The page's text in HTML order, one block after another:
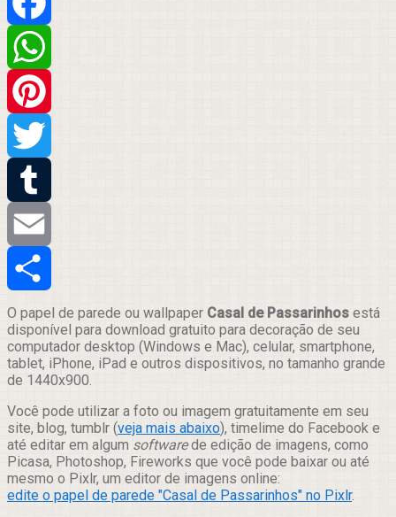
Facebook
WhatsApp
Pinterest
Twitter
Tumblr
Email
Compartilhar
O papel de parede ou wallpaper Casal de Passarinhos está
disponível para download gratuito para decoração de seu
computador desktop (Windows e Mac), celular, smartphone,
tablet, iPhone, iPad e outros dispositivos, no tamanho grande
de 1440x900.
Você pode utilizar a foto ou imagem gratuitamente em seu
site, blog, tumblr (veja mais abaixo), timelime do Facebook e
até editar em algum softwarede edição de imagens, como
Picasa, Photoshop, Fireworks que você pode baixar ou até
mesmo o Pixlr, um editor de imagens online:
edite o papel de parede "Casal de Passarinhos" no Pixlr.